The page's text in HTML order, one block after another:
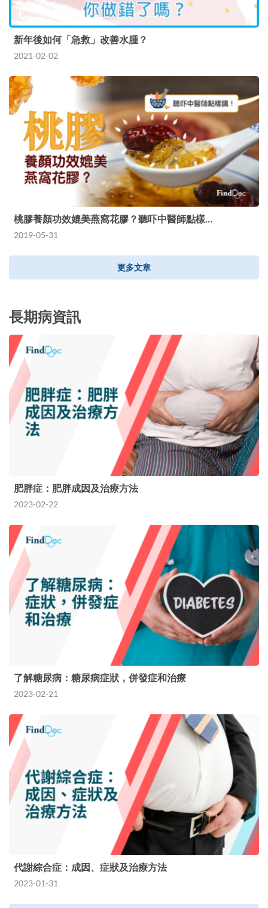
新年後如何「急救」改善水腫？
2021-02-02
桃膠養顏功效媲美燕窩花膠？聽吓中醫師點樣…
2019-05-31
更多文章
長期病資訊
肥胖症：肥胖成因及治療方法
2023-02-22
了解糖尿病：糖尿病症狀，併發症和治療
2023-02-21
代謝綜合症：成因、症狀及治療方法
2023-01-31